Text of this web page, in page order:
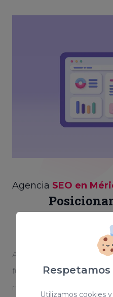
Utilizamos cookies
Agencia SEO en
Aparecer en las
fundamental para
negocio. Creamos una